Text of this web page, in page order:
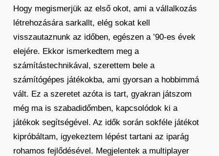
Hogy megismerjük az első okot, ami a vállalkozás
létrehozására sarkallt, elég sokat kell
visszautaznunk az időben, egészen a ’90-es évek
elejére. Ekkor ismerkedtem meg a
számítástechnikával, szerettem bele a
számítógépes játékokba, ami gyorsan a hobbimmá
vált. Ez a szeretet azóta is tart, gyakran játszom
még ma is szabadidőmben, kapcsolódok ki a
játékok segítségével. Az idők során sokféle játékot
kipróbáltam, igyekeztem lépést tartani az iparág
rohamos fejlődésével. Megjelentek a multiplayer